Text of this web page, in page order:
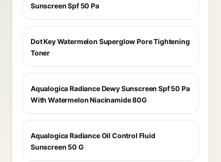
Sunscreen Spf 50 Pa
Dot Key Watermelon Superglow Pore Tightening
Toner
Aqualogica Radiance Dewy Sunscreen Spf 50 Pa
With Watermelon Niacinamide 80G
Aqualogica Radiance Oil Control Fluid
Sunscreen 50 G